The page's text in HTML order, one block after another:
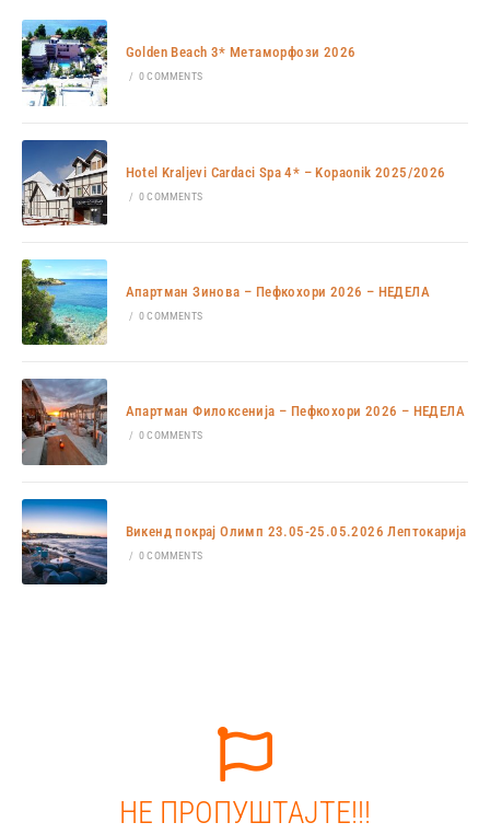
Golden Beach 3* Метаморфози 2026
/ 0 COMMENTS
Hotel Kraljevi Cardaci Spa 4* – Kopaonik 2025/2026
/ 0 COMMENTS
Апартман Зинова – Пефкохори 2026 – НЕДЕЛА
/ 0 COMMENTS
Апартман Филоксенија – Пефкохори 2026 – НЕДЕЛА
/ 0 COMMENTS
Викенд покрај Олимп 23.05-25.05.2026 Лептокарија
/ 0 COMMENTS
НЕ ПРОПУШТАЈТЕ!!!